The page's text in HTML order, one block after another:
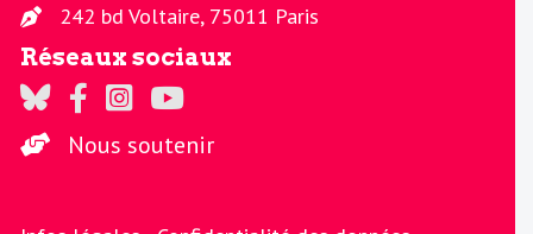
242 bd Voltaire, 75011 Paris
Réseaux sociaux
Regards sur Twitter
Regards sur Facebook
Regards sur Instagram
La chaine Regards sur Youtube
Nous soutenir